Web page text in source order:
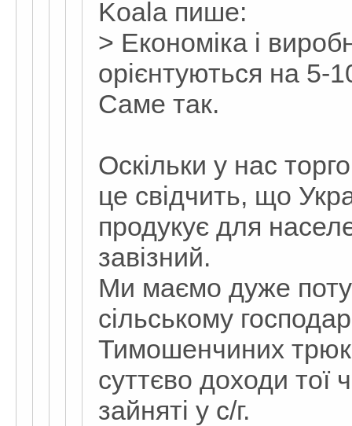
Koala пише:
> Економіка і
орієнтуються на 5-
Саме так.
Оскільки у нас
це свідчить, що
продукує для
завізний.
Ми маємо дуже
сільському
Тимошенчиних
суттєво доходи тої
зайняті у с/г.